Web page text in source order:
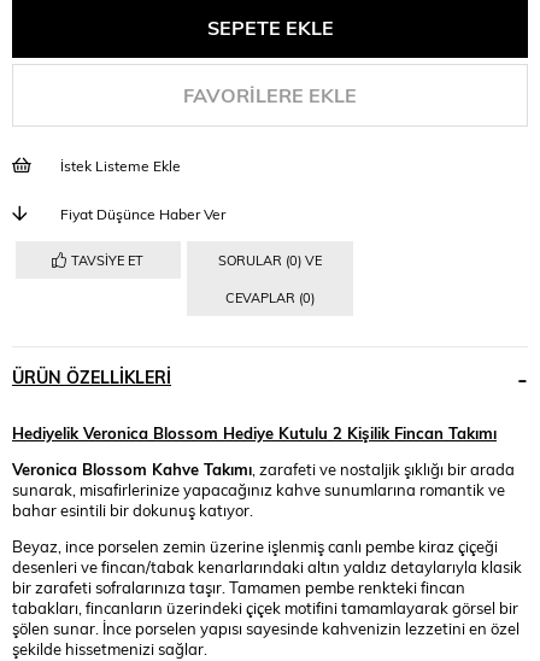
FAVORILERE EKLE
İstek Listeme Ekle
Fiyat Düşünce Haber Ver
TAVSIYE ET SORULAR (0) VE
CEVAPLAR (0)
ÜRÜN ÖZELLIKLERI
Hediyelik Veronica Blossom Hediye Kutulu 2 Kişilik Fincan Takımı
Veronica Blossom Kahve Takımı , zarafeti ve nostaljik şıklığı bir arada
sunarak, misafirlerinize yapacağınız kahve sunumlarına romantik ve
bahar esintili bir dokunuş katıyor.
Beyaz, ince porselen zemin üzerine işlenmiş canlı pembe kiraz çiçeği
desenleri ve fincan/tabak kenarlarındaki altın yaldız detaylarıyla klasik
bir zarafeti sofralarınıza taşır. Tamamen pembe renkteki fincan
tabakları, fincanların üzerindeki çiçek motifini tamamlayarak görsel bir
şölen sunar. İnce porselen yapısı sayesinde kahvenizin lezzetini en özel
şekilde hissetmenizi sağlar.